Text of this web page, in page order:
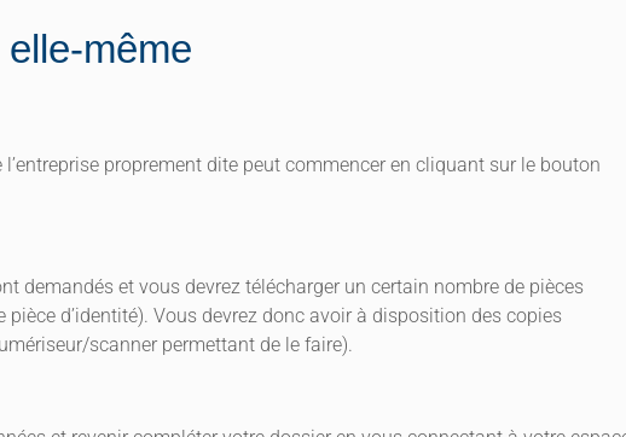
elle-même
proprement dite peut commencer en cliquant sur le bouton
demandés et vous devrez télécharger un certain nombre de pièces
d’identité). Vous devrez donc avoir à disposition des copies
scanner permettant de le faire).